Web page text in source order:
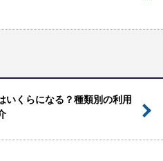
いくらになる？種類別の利用